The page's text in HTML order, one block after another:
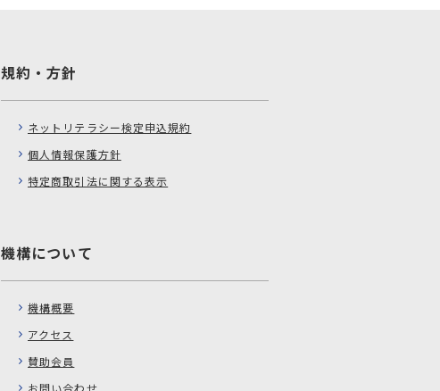
規約・方針
ネットリテラシー検定申込規約
個人情報保護方針
特定商取引法に関する表示
機構について
機構概要
アクセス
賛助会員
お問い合わせ